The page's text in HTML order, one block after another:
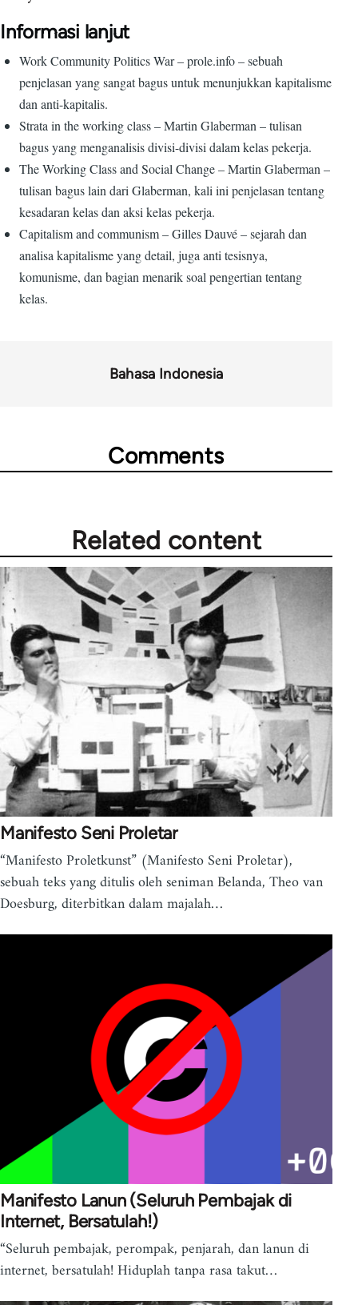
Informasi lanjut
Work Community Politics War – prole.info – sebuah
penjelasan yang sangat bagus untuk menunjukkan kapitalisme
dan anti-kapitalis.
Strata in the working class – Martin Glaberman – tulisan
bagus yang menganalisis divisi-divisi dalam kelas pekerja.
The Working Class and Social Change – Martin Glaberman –
tulisan bagus lain dari Glaberman, kali ini penjelasan tentang
kesadaran kelas dan aksi kelas pekerja.
Capitalism and communism – Gilles Dauvé – sejarah dan
analisa kapitalisme yang detail, juga anti tesisnya,
komunisme, dan bagian menarik soal pengertian tentang
kelas.
Bahasa Indonesia
Comments
Related content
Manifesto Seni Proletar
“Manifesto Proletkunst” (Manifesto Seni Proletar),
sebuah teks yang ditulis oleh seniman Belanda, Theo van
Doesburg, diterbitkan dalam majalah…
Manifesto Lanun (Seluruh Pembajak di
Internet, Bersatulah!)
“Seluruh pembajak, perompak, penjarah, dan lanun di
internet, bersatulah! Hiduplah tanpa rasa takut…